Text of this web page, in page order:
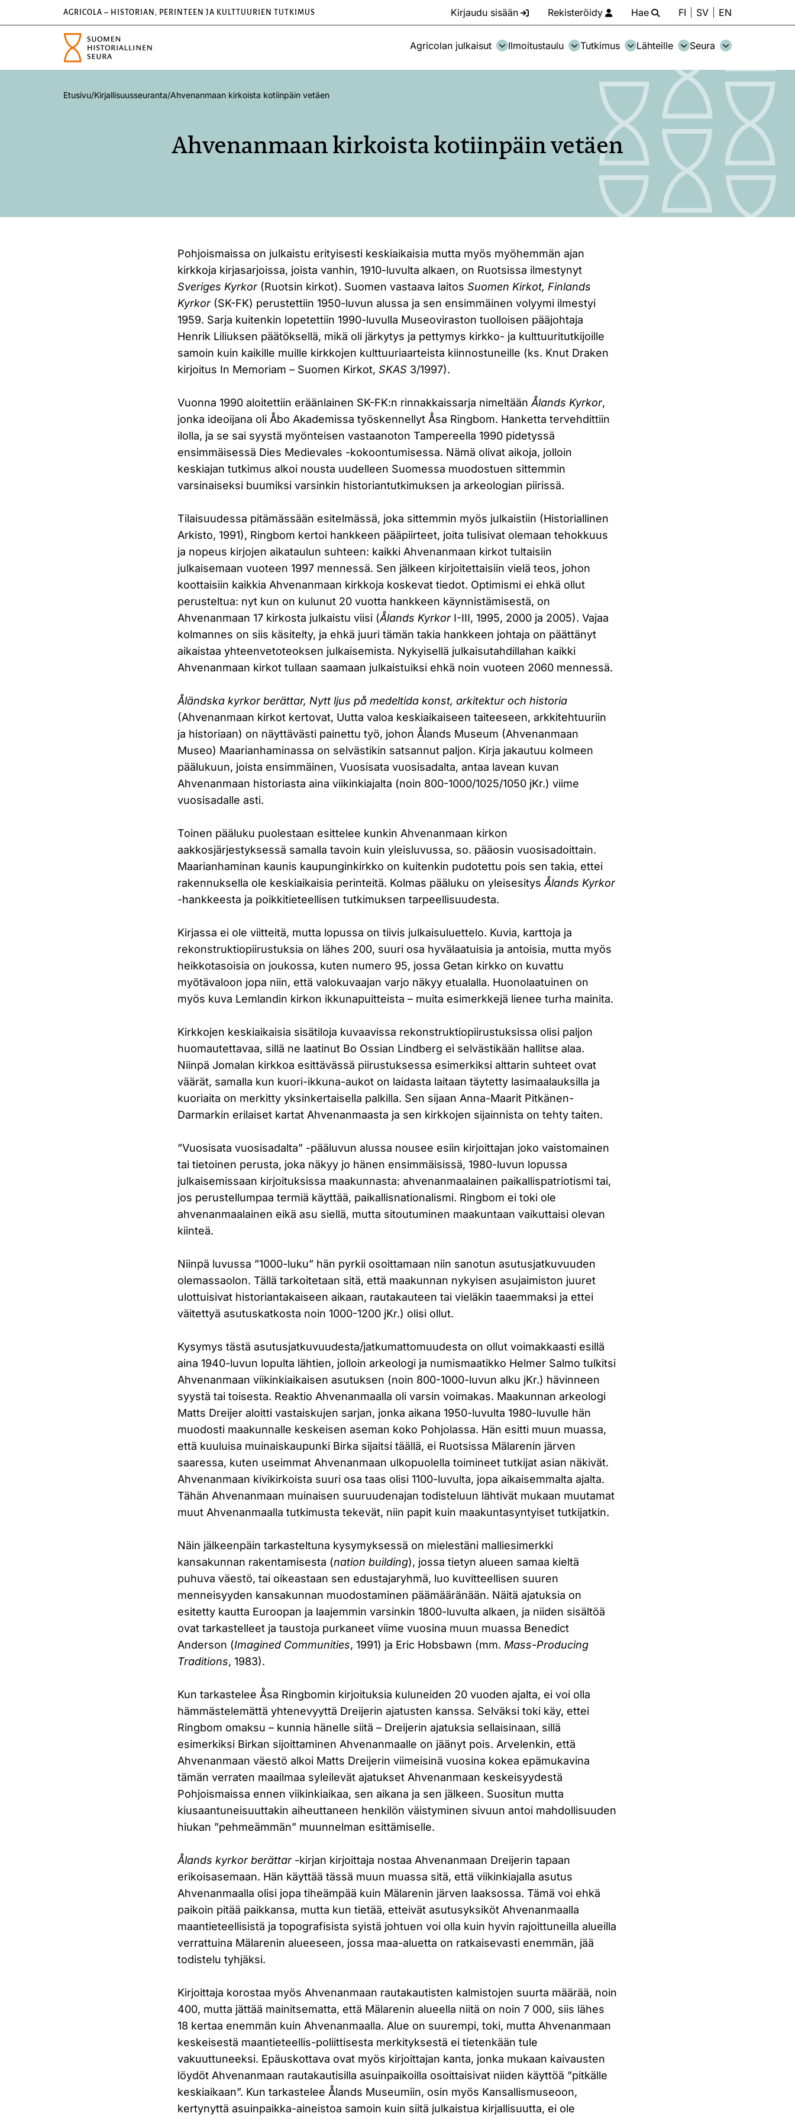
AGRICOLA – HISTORIAN, PERINTEEN JA KULTTUURIEN TUTKIMUS Kirjaudu sisään Rekisteröidy Hae FI SV EN
Agricolan julkaisut Ilmoitustaulu Tutkimus Lähteille Seura
Etusivu/Kirjallisuusseuranta/Ahvenanmaan kirkoista kotiinpäin vetäen
Ahvenanmaan kirkoista kotiinpäin vetäen
Pohjoismaissa on julkaistu erityisesti keskiaikaisia mutta myös myöhemmän ajan
kirkkoja kirjasarjoissa, joista vanhin, 1910-luvulta alkaen, on Ruotsissa ilmestynyt
Sveriges Kyrkor(Ruotsin kirkot). Suomen vastaava laitosSuomen Kirkot, Finlands
Kyrkor(SK-FK) perustettiin 1950-luvun alussa ja sen ensimmäinen volyymi ilmestyi
1959. Sarja kuitenkin lopetettiin 1990-luvulla Museoviraston tuolloisen pääjohtaja
Henrik Liliuksen päätöksellä, mikä oli järkytys ja pettymys kirkko- ja kulttuuritutkijoille
samoin kuin kaikille muille kirkkojen kulttuuriaarteista kiinnostuneille (ks. Knut Draken
kirjoitus In Memoriam – Suomen Kirkot,SKAS 3/1997).
Vuonna 1990 aloitettiin eräänlainen SK-FK:n rinnakkaissarja nimeltäänÅlands Kyrkor,
jonka ideoijana oli Åbo Akademissa työskennellyt Åsa Ringbom. Hanketta tervehdittiin
ilolla, ja se sai syystä myönteisen vastaanoton Tampereella 1990 pidetyssä
ensimmäisessä Dies Medievales -kokoontumisessa. Nämä olivat aikoja, jolloin
keskiajan tutkimus alkoi nousta uudelleen Suomessa muodostuen sittemmin
varsinaiseksi buumiksi varsinkin historiantutkimuksen ja arkeologian piirissä.
Tilaisuudessa pitämässään esitelmässä, joka sittemmin myös julkaistiin (Historiallinen
Arkisto, 1991), Ringbom kertoi hankkeen pääpiirteet, joita tulisivat olemaan tehokkuus
ja nopeus kirjojen aikataulun suhteen: kaikki Ahvenanmaan kirkot tultaisiin
julkaisemaan vuoteen 1997 mennessä. Sen jälkeen kirjoitettaisiin vielä teos, johon
koottaisiin kaikkia Ahvenanmaan kirkkoja koskevat tiedot. Optimismi ei ehkä ollut
perusteltua: nyt kun on kulunut 20 vuotta hankkeen käynnistämisestä, on
Ahvenanmaan 17 kirkosta julkaistu viisi (Ålands KyrkorI-III, 1995, 2000 ja 2005). Vajaa
kolmannes on siis käsitelty, ja ehkä juuri tämän takia hankkeen johtaja on päättänyt
aikaistaa yhteenvetoteoksen julkaisemista. Nykyisellä julkaisutahdillahan kaikki
Ahvenanmaan kirkot tullaan saamaan julkaistuiksi ehkä noin vuoteen 2060 mennessä.
Åländska kyrkor berättar, Nytt ljus på medeltida konst, arkitektur och historia
(Ahvenanmaan kirkot kertovat, Uutta valoa keskiaikaiseen taiteeseen, arkkitehtuuriin
ja historiaan) on näyttävästi painettu työ, johon Ålands Museum (Ahvenanmaan
Museo) Maarianhaminassa on selvästikin satsannut paljon. Kirja jakautuu kolmeen
päälukuun, joista ensimmäinen, Vuosisata vuosisadalta, antaa lavean kuvan
Ahvenanmaan historiasta aina viikinkiajalta (noin 800-1000/1025/1050 jKr.) viime
vuosisadalle asti.
Toinen pääluku puolestaan esittelee kunkin Ahvenanmaan kirkon
aakkosjärjestyksessä samalla tavoin kuin yleisluvussa, so. pääosin vuosisadoittain.
Maarianhaminan kaunis kaupunginkirkko on kuitenkin pudotettu pois sen takia, ettei
rakennuksella ole keskiaikaisia perinteitä. Kolmas pääluku on yleisesitysÅlands Kyrkor
-hankkeesta ja poikkitieteellisen tutkimuksen tarpeellisuudesta.
Kirjassa ei ole viitteitä, mutta lopussa on tiivis julkaisuluettelo. Kuvia, karttoja ja
rekonstruktiopiirustuksia on lähes 200, suuri osa hyvälaatuisia ja antoisia, mutta myös
heikkotasoisia on joukossa, kuten numero 95, jossa Getan kirkko on kuvattu
myötävaloon jopa niin, että valokuvaajan varjo näkyy etualalla. Huonolaatuinen on
myös kuva Lemlandin kirkon ikkunapuitteista – muita esimerkkejä lienee turha mainita.
Kirkkojen keskiaikaisia sisätiloja kuvaavissa rekonstruktiopiirustuksissa olisi paljon
huomautettavaa, sillä ne laatinut Bo Ossian Lindberg ei selvästikään hallitse alaa.
Niinpä Jomalan kirkkoa esittävässä piirustuksessa esimerkiksi alttarin suhteet ovat
väärät, samalla kun kuori-ikkuna-aukot on laidasta laitaan täytetty lasimaalauksilla ja
kuoriaita on merkitty yksinkertaisella palkilla. Sen sijaan Anna-Maarit Pitkänen-
Darmarkin erilaiset kartat Ahvenanmaasta ja sen kirkkojen sijainnista on tehty taiten.
”Vuosisata vuosisadalta” -pääluvun alussa nousee esiin kirjoittajan joko vaistomainen
tai tietoinen perusta, joka näkyy jo hänen ensimmäisissä, 1980-luvun lopussa
julkaisemissaan kirjoituksissa maakunnasta: ahvenanmaalainen paikallispatriotismi tai,
jos perustellumpaa termiä käyttää, paikallisnationalismi. Ringbom ei toki ole
ahvenanmaalainen eikä asu siellä, mutta sitoutuminen maakuntaan vaikuttaisi olevan
kiinteä.
Niinpä luvussa ”1000-luku” hän pyrkii osoittamaan niin sanotun asutusjatkuvuuden
olemassaolon. Tällä tarkoitetaan sitä, että maakunnan nykyisen asujaimiston juuret
ulottuisivat historiantakaiseen aikaan, rautakauteen tai vieläkin taaemmaksi ja ettei
väitettyä asutuskatkosta noin 1000-1200 jKr.) olisi ollut.
Kysymys tästä asutusjatkuvuudesta/jatkumattomuudesta on ollut voimakkaasti esillä
aina 1940-luvun lopulta lähtien, jolloin arkeologi ja numismaatikko Helmer Salmo tulkitsi
Ahvenanmaan viikinkiaikaisen asutuksen (noin 800-1000-luvun alku jKr.) hävinneen
syystä tai toisesta. Reaktio Ahvenanmaalla oli varsin voimakas. Maakunnan arkeologi
Matts Dreijer aloitti vastaiskujen sarjan, jonka aikana 1950-luvulta 1980-luvulle hän
muodosti maakunnalle keskeisen aseman koko Pohjolassa. Hän esitti muun muassa,
että kuuluisa muinaiskaupunki Birka sijaitsi täällä, ei Ruotsissa Mälarenin järven
saaressa, kuten useimmat Ahvenanmaan ulkopuolella toimineet tutkijat asian näkivät.
Ahvenanmaan kivikirkoista suuri osa taas olisi 1100-luvulta, jopa aikaisemmalta ajalta.
Tähän Ahvenanmaan muinaisen suuruudenajan todisteluun lähtivät mukaan muutamat
muut Ahvenanmaalla tutkimusta tekevät, niin papit kuin maakuntasyntyiset tutkijatkin.
Näin jälkeenpäin tarkasteltuna kysymyksessä on mielestäni malliesimerkki
kansakunnan rakentamisesta (nation building), jossa tietyn alueen samaa kieltä
puhuva väestö, tai oikeastaan sen edustajaryhmä, luo kuvitteellisen suuren
menneisyyden kansakunnan muodostaminen päämääränään. Näitä ajatuksia on
esitetty kautta Euroopan ja laajemmin varsinkin 1800-luvulta alkaen, ja niiden sisältöä
ovat tarkastelleet ja taustoja purkaneet viime vuosina muun muassa Benedict
Anderson (Imagined Communities, 1991) ja Eric Hobsbawn (mm. Mass-Producing
Traditions, 1983).
Kun tarkastelee Åsa Ringbomin kirjoituksia kuluneiden 20 vuoden ajalta, ei voi olla
hämmästelemättä yhtenevyyttä Dreijerin ajatusten kanssa. Selväksi toki käy, ettei
Ringbom omaksu – kunnia hänelle siitä – Dreijerin ajatuksia sellaisinaan, sillä
esimerkiksi Birkan sijoittaminen Ahvenanmaalle on jäänyt pois. Arvelenkin, että
Ahvenanmaan väestö alkoi Matts Dreijerin viimeisinä vuosina kokea epämukavina
tämän verraten maailmaa syleilevät ajatukset Ahvenanmaan keskeisyydestä
Pohjoismaissa ennen viikinkiaikaa, sen aikana ja sen jälkeen. Suositun mutta
kiusaantuneisuuttakin aiheuttaneen henkilön väistyminen sivuun antoi mahdollisuuden
hiukan ”pehmeämmän” muunnelman esittämiselle.
Ålands kyrkor berättar-kirjan kirjoittaja nostaa Ahvenanmaan Dreijerin tapaan
erikoisasemaan. Hän käyttää tässä muun muassa sitä, että viikinkiajalla asutus
Ahvenanmaalla olisi jopa tiheämpää kuin Mälarenin järven laaksossa. Tämä voi ehkä
paikoin pitää paikkansa, mutta kun tietää, etteivät asutusyksiköt Ahvenanmaalla
maantieteellisistä ja topografisista syistä johtuen voi olla kuin hyvin rajoittuneilla alueilla
verrattuina Mälarenin alueeseen, jossa maa-aluetta on ratkaisevasti enemmän, jää
todistelu tyhjäksi.
Kirjoittaja korostaa myös Ahvenanmaan rautakautisten kalmistojen suurta määrää, noin
400, mutta jättää mainitsematta, että Mälarenin alueella niitä on noin 7 000, siis lähes
18 kertaa enemmän kuin Ahvenanmaalla. Alue on suurempi, toki, mutta Ahvenanmaan
keskeisestä maantieteellis-poliittisesta merkityksestä ei tietenkään tule
vakuuttuneeksi. Epäuskottava ovat myös kirjoittajan kanta, jonka mukaan kaivausten
löydöt Ahvenanmaan rautakautisilla asuinpaikoilla osoittaisivat niiden käyttöä ”pitkälle
keskiaikaan”. Kun tarkastelee Ålands Museumiin, osin myös Kansallismuseoon,
kertynyttä asuinpaikka-aineistoa samoin kuin siitä julkaistua kirjallisuutta, ei ole